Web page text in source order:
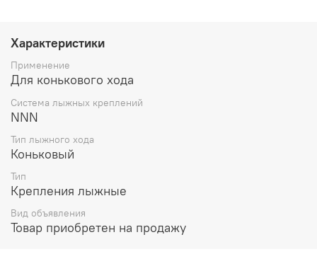
Характеристики
Применение
Для конькового хода
Система лыжных креплений
NNN
Тип лыжного хода
Коньковый
Тип
Крепления лыжные
Вид объявления
Товар приобретен на продажу